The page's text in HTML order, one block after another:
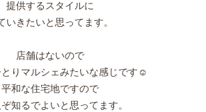
提供するスタイルに
いきたいと思ってます。
店舗はないので
とりマルシェみたいな感じです☺️
平和な住宅地ですので
知るでよいと思ってます。